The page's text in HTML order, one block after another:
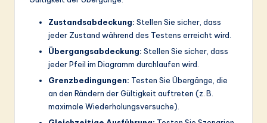
Zustandsabdeckung: Stellen Sie sicher, dass
jeder Zustand während des Testens erreicht wird.
Übergangsabdeckung: Stellen Sie sicher, dass
jeder Pfeil im Diagramm durchlaufen wird.
Grenzbedingungen: Testen Sie Übergänge, die
an den Rändern der Gültigkeit auftreten (z. B.
maximale Wiederholungsversuche).